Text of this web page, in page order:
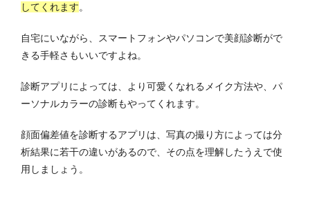
してくれます。
自宅にいながら、スマートフォンやパソコンで美顔診断がで
きる手軽さもいいですよね。
診断アプリによっては、より可愛くなれるメイク方法や、パ
ーソナルカラーの診断もやってくれます。
顔面偏差値を診断するアプリは、写真の撮り方によっては分
析結果に若干の違いがあるので、その点を理解したうえで使
用しましょう。